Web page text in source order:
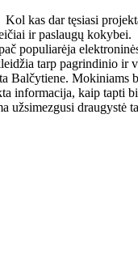
kas dar tęsiasi
ir paslaugų kokybei.
populiarėja
tarp pagrindinio ir
Balčytiene. Mokiniams
informacija, kaip tapti
užsimezgusi draugystė